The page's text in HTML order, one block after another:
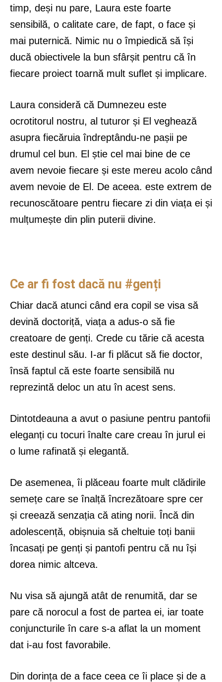
timp, deși nu pare, Laura este foarte
sensibilă, o calitate care, de fapt, o face și
mai puternică. Nimic nu o împiedică să își
ducă obiectivele la bun sfârșit pentru că în
fiecare proiect toarnă mult suflet și implicare.
Laura consideră că Dumnezeu este
ocrotitorul nostru, al tuturor și El veghează
asupra fiecăruia îndreptându-ne pașii pe
drumul cel bun. El știe cel mai bine de ce
avem nevoie fiecare și este mereu acolo când
avem nevoie de El. De aceea. este extrem de
recunoscătoare pentru fiecare zi din viața ei și
mulțumește din plin puterii divine.
Ce ar fi fost dacă nu #genți
Chiar dacă atunci când era copil se visa să
devină doctoriță, viața a adus-o să fie
creatoare de genți. Crede cu tărie că acesta
este destinul său. I-ar fi plăcut să fie doctor,
însă faptul că este foarte sensibilă nu
reprezintă deloc un atu în acest sens.
Dintotdeauna a avut o pasiune pentru pantofii
eleganți cu tocuri înalte care creau în jurul ei
o lume rafinată și elegantă.
De asemenea, îi plăceau foarte mult clădirile
semețe care se înalță încrezătoare spre cer
și creează senzația că ating norii. Încă din
adolescență, obișnuia să cheltuie toți banii
încasați pe genți și pantofi pentru că nu își
dorea nimic altceva.
Nu visa să ajungă atât de renumită, dar se
pare că norocul a fost de partea ei, iar toate
conjuncturile în care s-a aflat la un moment
dat i-au fost favorabile.
Din dorința de a face ceea ce îi place și de a